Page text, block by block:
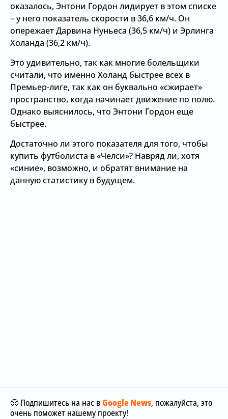
оказалось, Энтони Гордон лидирует в этом списке
– у него показатель скорости в 36,6 км/ч. Он
опережает Дарвина Нуньеса (36,5 км/ч) и Эрлинга
Холанда (36,2 км/ч).
Это удивительно, так как многие болельщики
считали, что именно Холанд быстрее всех в
Премьер-лиге, так как он буквально «сжирает»
пространство, когда начинает движение по полю.
Однако выяснилось, что Энтони Гордон еще
быстрее.
Достаточно ли этого показателя для того, чтобы
купить футболиста в «Челси»? Навряд ли, хотя
«синие», возможно, и обратят внимание на
данную статистику в будущем.
🥺 Подпишитесь на нас вGoogle News, пожалуйста, это
очень поможет нашему проекту!